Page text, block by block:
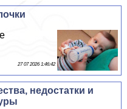
27 07 2026 1:46:42
недостатки и